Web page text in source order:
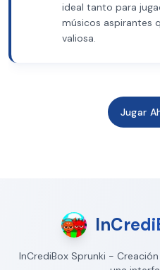
ideal tanto para
músicos aspirantes
valiosa.
Jugar
InCrediBox Sprunki -